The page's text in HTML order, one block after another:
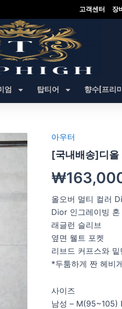
고객센터 장
엄 탑티어 향수[프리
아우터
[국내배송]디올
₩
올오버 멀티 컬러
Dior 인그레이빙 혼
래글런 슬리브
옆면 웰트 포켓
리브드 커프스와 밑
*두툼하게 짠 헤비
사이즈
남성 – M(95~105)